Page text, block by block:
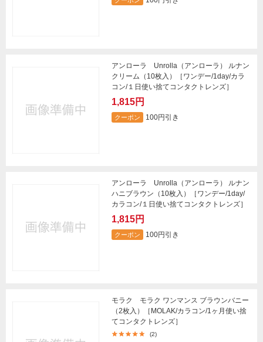
アンローラ Unrolla（アンローラ） ルナン
クリーム（10枚入）［ワンデー/1day/カラ
コン/１日使い捨てコンタクトレンズ］
1,815円
クーポン 100円引き
アンローラ Unrolla（アンローラ） ルナン
ハニブラウン（10枚入）［ワンデー/1day/
カラコン/１日使い捨てコンタクトレンズ］
1,815円
クーポン 100円引き
モラク モラク ワンマンス ブラウンバニー
（2枚入）［MOLAK/カラコン/1ヶ月使い捨
てコンタクトレンズ］
(2)